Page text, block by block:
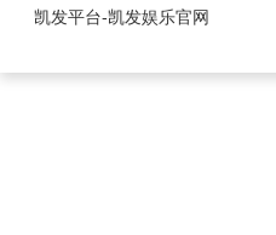
新能源系列-
凯发平台-凯发娱乐官网